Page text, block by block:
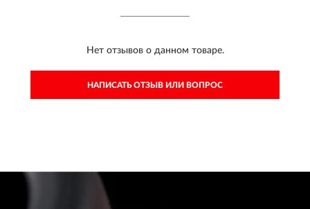
Нет отзывов о данном товаре.
НАПИСАТЬ ОТЗЫВ ИЛИ ВОПРОС